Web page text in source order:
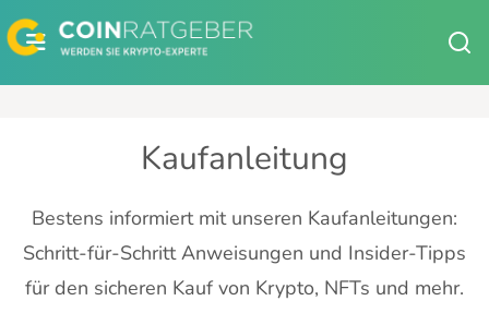
Zum
Inhalt
springen
Kaufanleitung
Bestens informiert mit unseren Kaufanleitungen:
Schritt-für-Schritt Anweisungen und Insider-Tipps
für den sicheren Kauf von Krypto, NFTs und mehr.